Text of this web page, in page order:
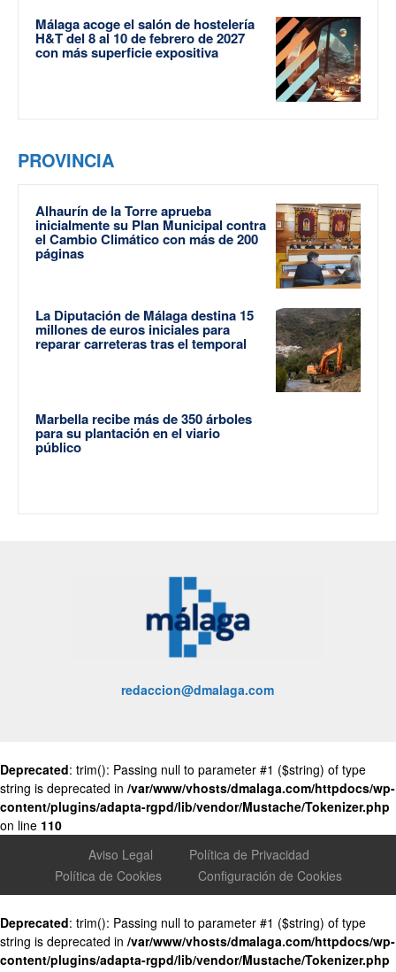
Málaga acoge el salón de hostelería
H&T del 8 al 10 de febrero de 2027
con más superficie expositiva
PROVINCIA
Alhaurín de la Torre aprueba
inicialmente su Plan Municipal contra
el Cambio Climático con más de 200
páginas
La Diputación de Málaga destina 15
millones de euros iniciales para
reparar carreteras tras el temporal
Marbella recibe más de 350 árboles
para su plantación en el viario
público
redaccion@dmalaga.com
Deprecated: trim(): Passing null to parameter #1 ($string) of type
string is deprecated in /var/www/vhosts/dmalaga.com/httpdocs/wp-
content/plugins/adapta-rgpd/lib/vendor/Mustache/Tokenizer.php
on line 110
Aviso Legal
Política de Privacidad
Política de Cookies
Configuración de Cookies
Deprecated: trim(): Passing null to parameter #1 ($string) of type
string is deprecated in /var/www/vhosts/dmalaga.com/httpdocs/wp-
content/plugins/adapta-rgpd/lib/vendor/Mustache/Tokenizer.php